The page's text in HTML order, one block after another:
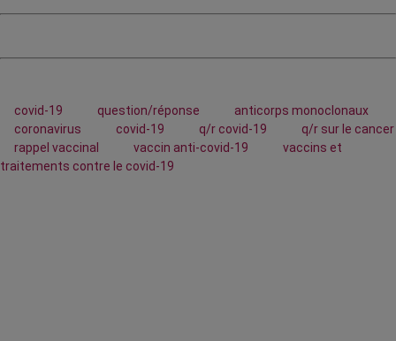
covid-19 question/réponse
anticorps monoclonaux
coronavirus
covid-19 q/r covid-19
q/r sur le cancer
rappel vaccinal
vaccin anti-covid-19
vaccins et
traitements contre le covid-19